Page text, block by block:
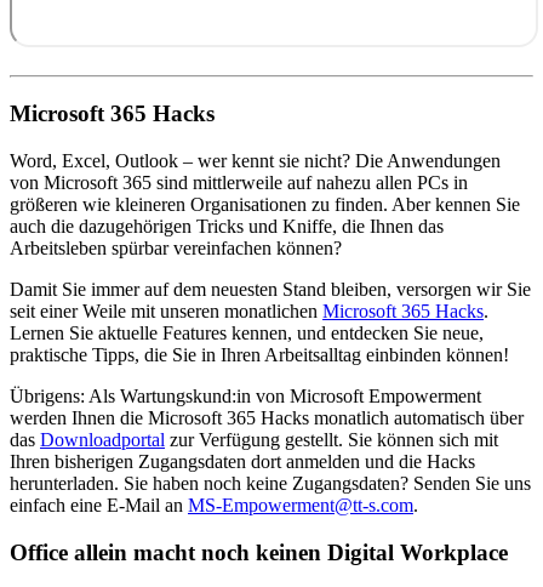
Microsoft 365 Hacks
Word, Excel, Outlook – wer kennt sie nicht? Die Anwendungen
von Microsoft 365 sind mittlerweile auf nahezu allen PCs in
größeren wie kleineren Organisationen zu finden. Aber kennen Sie
auch die dazugehörigen Tricks und Kniffe, die Ihnen das
Arbeitsleben spürbar vereinfachen können?
Damit Sie immer auf dem neuesten Stand bleiben, versorgen wir Sie
seit einer Weile mit unseren monatlichen Microsoft 365 Hacks.
Lernen Sie aktuelle Features kennen, und entdecken Sie neue,
praktische Tipps, die Sie in Ihren Arbeitsalltag einbinden können!
Übrigens: Als Wartungskund:in von Microsoft Empowerment
werden Ihnen die Microsoft 365 Hacks monatlich automatisch über
das Downloadportal zur Verfügung gestellt. Sie können sich mit
Ihren bisherigen Zugangsdaten dort anmelden und die Hacks
herunterladen. Sie haben noch keine Zugangsdaten? Senden Sie uns
einfach eine E-Mail an MS-Empowerment@tt-s.com.
Office allein macht noch keinen Digital Workplace